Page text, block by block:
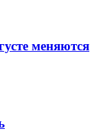
меняются